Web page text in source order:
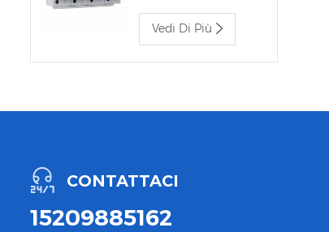
BC680/12.5
Vedi Di Più
CONTATTACI
15209885162